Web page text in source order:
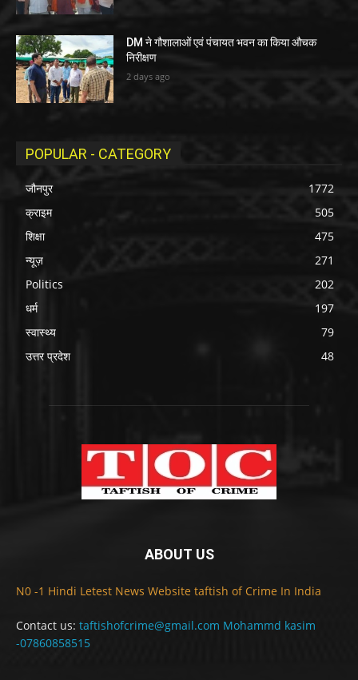
DM ने गौशालाओं एवं पंचायत भवन का किया औचक
निरीक्षण
2 days ago
POPULAR - CATEGORY
जौनपुर
1772
क्राइम
505
शिक्षा
475
न्यूज़
271
Politics
202
धर्म
197
स्वास्थ्य
79
उत्तर प्रदेश
48
ABOUT US
N0 -1 Hindi Letest News Website taftish of Crime In India
Contact us: taftishofcrime@gmail.com Mohammd kasim
-07860858515